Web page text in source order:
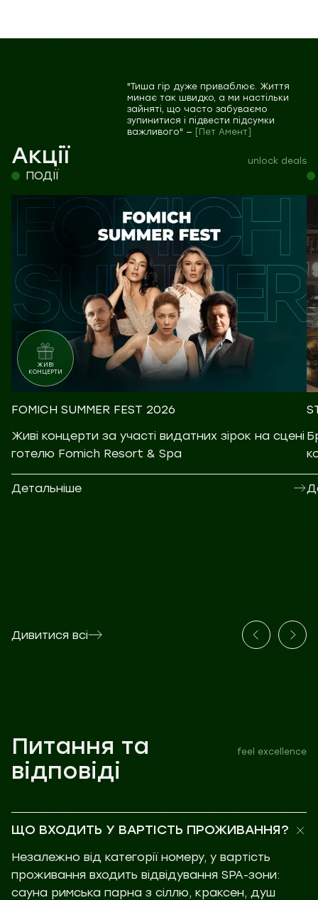
unlock deals
Акції
"Тиша гір дуже приваблює. Життя
минає так швидко, а ми настільки
зайняті, що часто забуваємо
зупинитися і підвести підсумки
важливого" —
[Пет Амент]
ПОДІЇ
ЖИВІ
КОНЦЕРТИ
FOMICH SUMMER FEST 2026
Живі концерти за участі видатних зірок на сцені
готелю Fomich Resort & Spa
Детальніше
Дивитися всі 0
feel excellence
Питання та
відповіді
ЩО ВХОДИТЬ У ВАРТІСТЬ ПРОЖИВАННЯ?
Незалежно від категорії номеру, у вартість
проживання входить відвідування SPA-зони:
сауна римська парна з сіллю, краксен, душ